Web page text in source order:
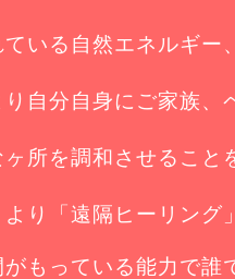
いる自然エネルギー
自分自身にご家族、
所を調和させること
り「遠隔ヒーリング
もっている能力で誰